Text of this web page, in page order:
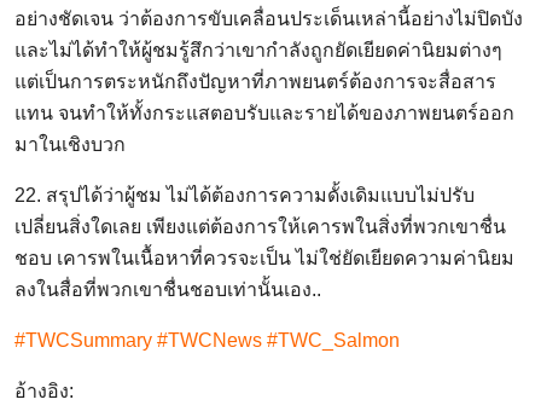
อย่างชัดเจน ว่าต้องการขับเคลื่อนประเด็นเหล่านี้อย่างไม่ปิดบัง
และไม่ได้ทำให้ผู้ชมรู้สึกว่าเขากำลังถูกยัดเยียดค่านิยมต่างๆ
แต่เป็นการตระหนักถึงปัญหาที่ภาพยนตร์ต้องการจะสื่อสาร
แทน จนทำให้ทั้งกระแสตอบรับและรายได้ของภาพยนตร์ออก
มาในเชิงบวก
22. สรุปได้ว่าผู้ชม ไม่ได้ต้องการความดั้งเดิมแบบไม่ปรับ
เปลี่ยนสิ่งใดเลย เพียงแต่ต้องการให้เคารพในสิ่งที่พวกเขาชื่น
ชอบ เคารพในเนื้อหาที่ควรจะเป็น ไม่ใช่ยัดเยียดความค่านิยม
ลงในสื่อที่พวกเขาชื่นชอบเท่านั้นเอง..
#TWCSummary #TWCNews #TWC_Salmon
อ้างอิง: